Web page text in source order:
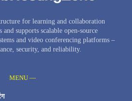
for learning and collaboration
supports scalable open-source
and video conferencing platforms –
security, and reliability.
MENU —